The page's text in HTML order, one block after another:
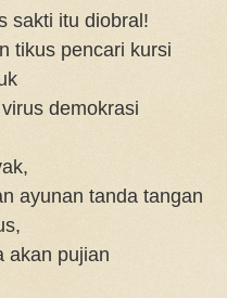
sakti itu diobral!
tikus pencari kursi
demokrasi
ayunan tanda tangan
akan pujian